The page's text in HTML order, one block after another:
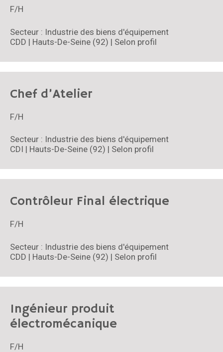
F/H
Secteur : Industrie des biens d'équipement
CDD | Hauts-De-Seine (92) | Selon profil
Chef d’Atelier
F/H
Secteur : Industrie des biens d'équipement
CDI | Hauts-De-Seine (92) | Selon profil
Contrôleur Final électrique
F/H
Secteur : Industrie des biens d'équipement
CDD | Hauts-De-Seine (92) | Selon profil
Ingénieur produit
électromécanique
F/H